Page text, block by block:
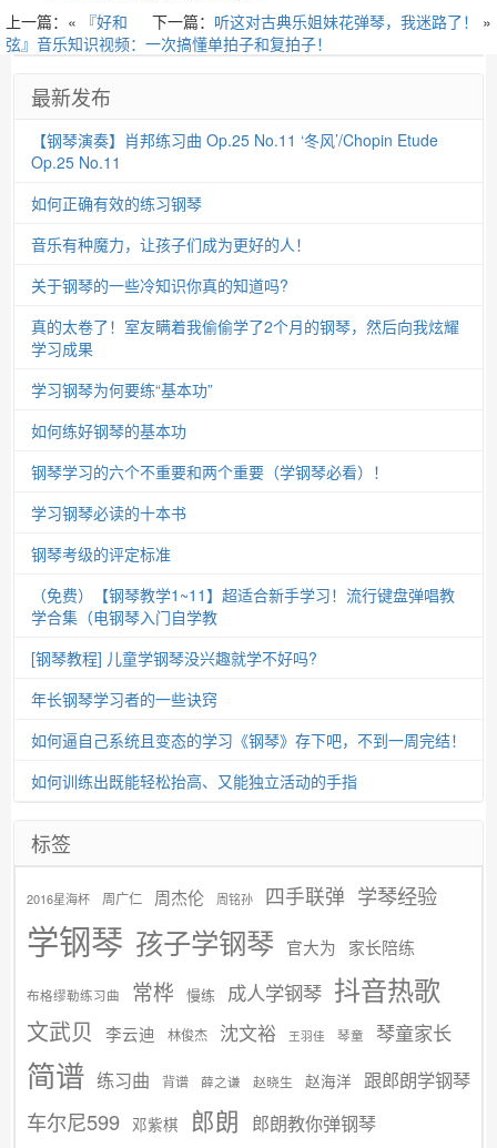
下一篇： 听这对古典乐姐妹花弹琴，我迷路了！ »
上一篇：«
『好和
弦』音乐知识视频：一次搞懂单拍子和复拍子！
最新发布
【钢琴演奏】肖邦练习曲 Op.25 No.11 ‘冬风’/Chopin Etude
Op.25 No.11
如何正确有效的练习钢琴
音乐有种魔力，让孩子们成为更好的人！
关于钢琴的一些冷知识你真的知道吗?
真的太卷了！室友瞒着我偷偷学了2个月的钢琴，然后向我炫耀
学习成果
学习钢琴为何要练“基本功”
如何练好钢琴的基本功
钢琴学习的六个不重要和两个重要（学钢琴必看）！
学习钢琴必读的十本书
钢琴考级的评定标准
（免费）【钢琴教学1~11】超适合新手学习！流行键盘弹唱教
学合集（电钢琴入门自学教
[钢琴教程] 儿童学钢琴没兴趣就学不好吗?
年长钢琴学习者的一些诀窍
如何逼自己系统且变态的学习《钢琴》存下吧，不到一周完结！
如何训练出既能轻松抬高、又能独立活动的手指
标签
2016星海杯 周广仁 周杰伦 周铭孙 四手联弹 学琴经验
学钢琴 孩子学钢琴 官大为 家长陪练
布格缪勒练习曲 常桦 慢练 成人学钢琴 抖音热歌
文武贝 李云迪 林俊杰 沈文裕 王羽佳 琴童 琴童家长
简谱 练习曲 背谱 薛之谦 赵晓生 赵海洋 跟郎朗学钢琴
车尔尼599 邓紫棋 郎朗 郎朗教你弹钢琴